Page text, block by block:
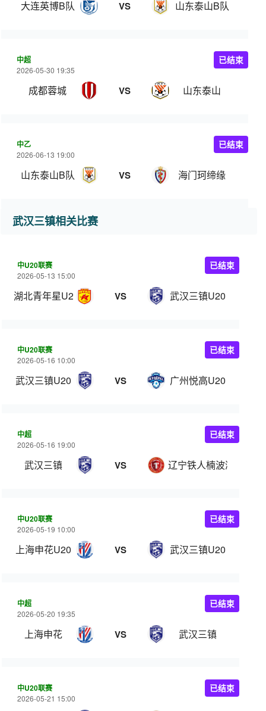
大连英博B队 VS 山东泰山B队
中超
2026-05-30 19:35
成都蓉城 VS 山东泰山
已结束
中乙
2026-06-13 19:00
山东泰山B队 VS 海门珂缔缘
已结束
武汉三镇相关比赛
中U20联赛
2026-05-13 15:00
湖北青年星U20 VS 武汉三镇U20
已结束
中U20联赛
2026-05-16 10:00
武汉三镇U20 VS 广州悦高U20
已结束
中超
2026-05-16 19:00
武汉三镇 VS 辽宁铁人楠波湾
已结束
中U20联赛
2026-05-19 10:00
上海申花U20 VS 武汉三镇U20
已结束
中超
2026-05-20 19:35
上海申花 VS 武汉三镇
已结束
中U20联赛
2026-05-21 15:00
已结束